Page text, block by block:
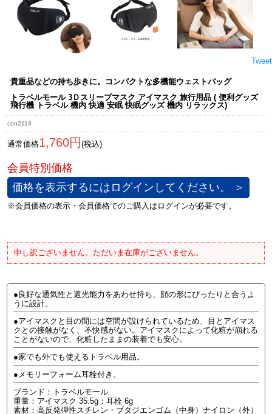
Tweet
貴重品などの持ち歩きに。コンパクトな多機能ウェストバッグ
トラベルモール 3Ｄスリープマスク アイマスク 旅行用品 ( 便利グッズ
飛行機 トラベル 機内 快適 安眠 快眠グッズ 機内 リラックス)
con2113
通常価格1,760円 (税込)
価格を表示するにはログインしてください。 ＞
申し訳ございません。ただいま在庫がございません。
●良好な通気性と遮光能力をあわせ持ち、顔の形にぴったりと合うよ
うに設計。
●アイマスクと目の間には空間が設けられているため、目とアイマス
クとの接触がなく、不快感がない。アイマスクによって化粧が崩れる
ことがないので、化粧したままの装着でも安心。
●家でも外でも使えるトラベル用品。
●メモリーフォーム耳栓付き。
ブランド：トラベルモール
重量：アイマスク 35.5g；耳栓 6g
素材：高反発弾性スチレン・ブタジエンゴム（中身）ナイロン（外）